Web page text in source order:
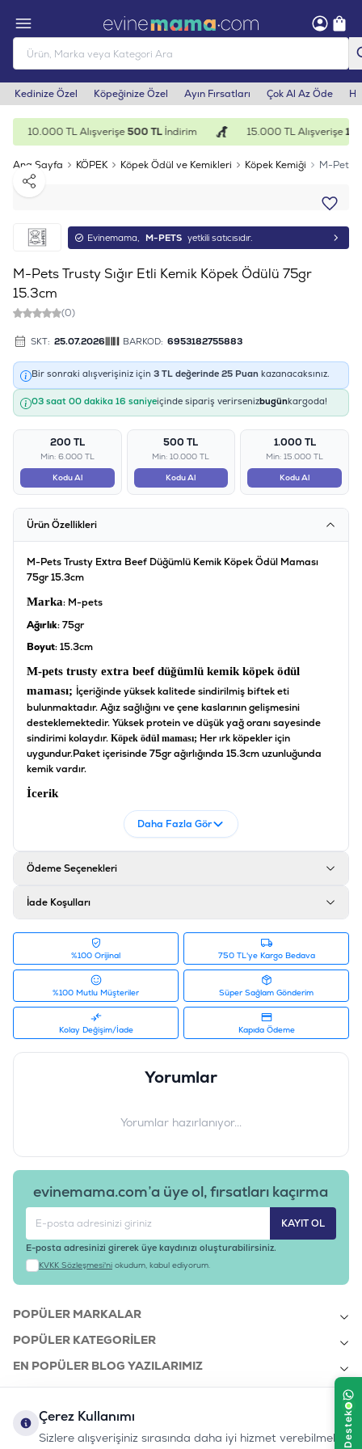
Kedinize Özel Köpeğinize Özel Ayın Fırsatları Çok Al Az Öde
10.000 TL Alışverişe500 TLİndirim 15.000 TL Alışverişe
Ana Sayfa KÖPEK Köpek Ödül ve Kemikleri Köpek Kemiği
M-Pets
Paylaş
Evinemama, M-PETS yetkili satıcısıdır.
M-Pets Trusty Sığır Etli Kemik Köpek Ödülü 75gr
15.3cm
(0)
SKT: 25.07.2026 BARKOD: 6953182755883
Bir sonraki alışverişiniz için 3 TL değerinde 25 Puan kazanacaksınız.
03 saat 00 dakika 16 saniyeiçinde sipariş verirsenizbugünkargoda!
200 TL
Min: 6.000 TL
Kodu Al
500 TL
Min: 10.000 TL
Kodu Al
1.000 TL
Min: 15.000 TL
Kodu Al
Ürün Özellikleri
M-Pets Trusty Extra Beef Düğümlü Kemik Köpek Ödül Maması
75gr 15.3cm
Marka: M-pets
Ağırlık: 75gr
Boyut: 15.3cm
M-pets trusty extra beef düğümlü kemik köpek ödül
maması; İçeriğinde yüksek kalitede sindirilmiş biftek eti
bulunmaktadır. Ağız sağlığını ve çene kaslarının gelişmesini
desteklemektedir. Yüksek protein ve düşük yağ oranı sayesinde
sindirimi kolaydır. Köpek ödül maması; Her ırk köpekler için
uygundur.Paket içerisinde 75gr ağırlığında 15.3cm uzunluğunda
kemik vardır.
İçerik
Ağartılmış ham deri; %76,00, Tavuk; %15,97, Sığır eti;
%5,32, Gliserin; %1,06, Soya proteini; %0,96, Mısır
Barkod
Tedarikçi Ürün Kodu
: 19045899
Daha Fazla Gör
Ödeme Seçenekleri
İade Koşulları
%100 Orijinal 750 TL'ye Kargo Bedava
%100 Mutlu Müşteriler Süper Sağlam Gönderim
Kolay Değişim/İade Kapıda Ödeme
Yorumlar
Yorumlar hazırlanıyor...
evinemama.com’a üye ol, fırsatları kaçırma
KAYIT OL
E-posta adresinizi girerek üye kaydınızı oluşturabilirsiniz.
KVKK Sözleşmesi'ni okudum, kabul ediyorum.
POPÜLER MARKALAR
POPÜLER KATEGORILER
EN POPÜLER BLOG YAZILARIMIZ
KURUMSAL
Çerez Kullanımı
Sizlere alışverişiniz sırasında daha iyi hizmet verebilmek